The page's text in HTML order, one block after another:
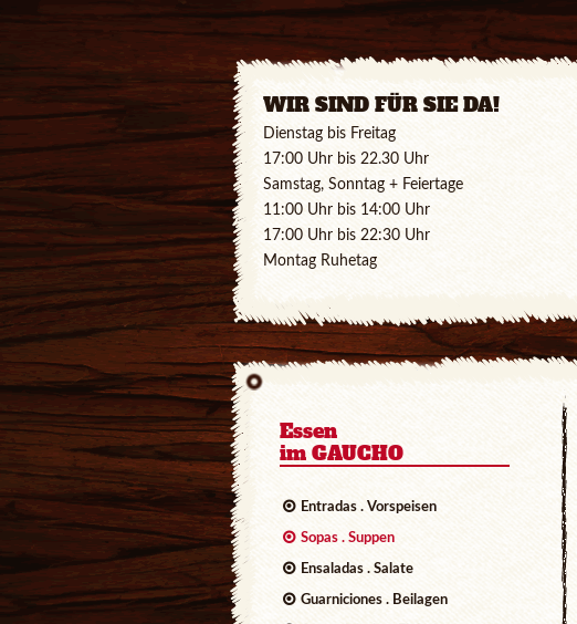
WIR SIND FÜR SIE DA!
Dienstag bis Freitag
17:00 Uhr bis 22.30 Uhr
Samstag, Sonntag + Feiertage
11:00 Uhr bis 14:00 Uhr
17:00 Uhr bis 22:30 Uhr
Montag Ruhetag
Essen
im GAUCHO
Entradas . Vorspeisen
Sopas . Suppen
Ensaladas . Salate
Guarniciones . Beilagen